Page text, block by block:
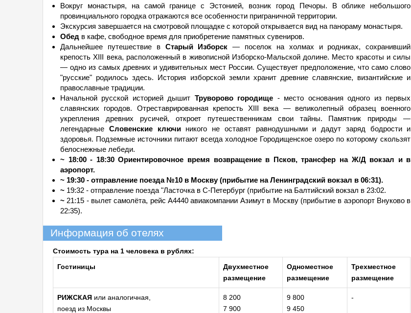
Вокруг монастыря, на самой границе с Эстонией, возник город Печоры. В облике небольшого
провинциального городка отражаются все особенности приграничной территории.
Экскурсия завершается на смотровой площадке с которой открывается вид на панораму монастыря.
Обед в кафе, свободное время для приобретение памятных сувениров.
Дальнейшее путешествие вСтарый Изборск — поселок на холмах и родниках, сохранивший
крепость XIII века, расположенный в живописной Изборско-Мальской долине. Место красоты и силы
— одно из самых древних и удивительных мест России. Существует предположение, что само слово
"русские" родилось здесь. История изборской земли хранит древние славянские, византийские и
православные традиции.
Начальной русской историей дышит Труворово городище - место основания одного из первых
славянских городов. Отреставрированная крепость XIII века — великолепный образец военного
укрепления древних русичей, откроет путешественникам свои тайны. Памятник природы —
легендарные Словенские ключиникого не оставят равнодушными и дадут заряд бодрости и
здоровья. Подземные источники питают всегда холодное Городищенское озеро по которому скользят
белоснежные лебеди.
~ 18:00 - 18:30 Ориентировочное время возвращение в Псков, трансфер на Ж/Д вокзал и в
аэропорт.
~ 19:30 - отправление поезда №10 в Москву (прибытие на Ленинградский вокзал в 06:31).
~ 19:32 - отправление поезда "Ласточка в С-Петербург (прибытие на Балтийский вокзал в 23:02.
~ 21:15 - вылет самолёта, рейс А4440 авиакомпании Азимут в Москву (прибытие в аэропорт Внуково в
22:35).
Информация об отелях
Стоимость тура на 1 человека в рублях:
Гостиницы
Двухместное
размещение
Одноместное
размещение
Трехместное
размещение
РИЖСКАЯ или аналогичная,
поезд из Москвы
8 200
7 900
9 800
9 450
-